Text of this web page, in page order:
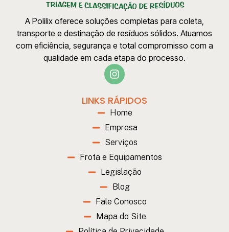
A Polilix oferece soluções completas para coleta,
transporte e destinação de resíduos sólidos. Atuamos
com eficiência, segurança e total compromisso com a
qualidade em cada etapa do processo.
LINKS RÁPIDOS
Home
Empresa
Serviços
Frota e Equipamentos
Legislação
Blog
Fale Conosco
Mapa do Site